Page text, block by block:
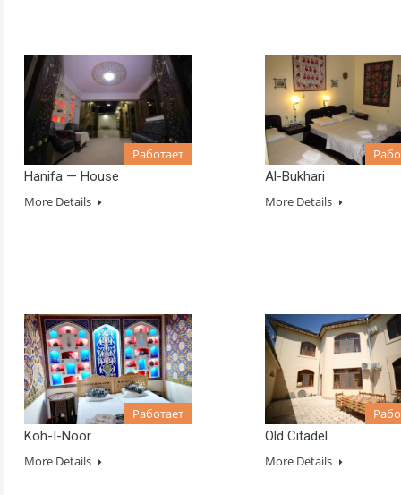
Работает
Hanifa — House
More Details
Al-Bukhari
More Details
Работает
Koh-I-Noor
More Details
Old Citadel
More Details